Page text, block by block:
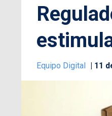
Equipo Digital 11